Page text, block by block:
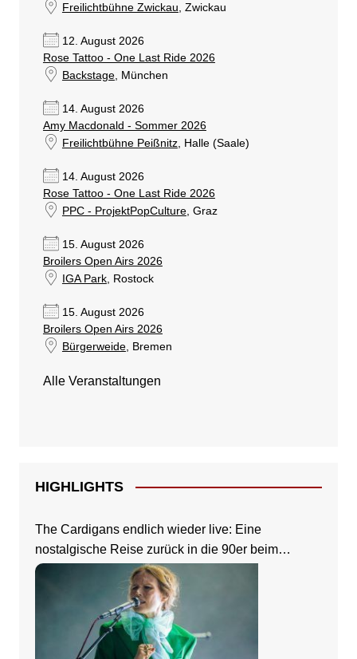
Freilichtbühne Zwickau , Zwickau
12. August 2026
Rose Tattoo - One Last Ride 2026
Backstage, München
14. August 2026
Amy Macdonald - Sommer 2026
Freilichtbühne Peißnitz, Halle (Saale)
14. August 2026
Rose Tattoo - One Last Ride 2026
PPC - ProjektPopCulture, Graz
15. August 2026
Broilers Open Airs 2026
IGA Park, Rostock
15. August 2026
Broilers Open Airs 2026
Bürgerweide, Bremen
Alle Veranstaltungen
HIGHLIGHTS
The Cardigans endlich wieder live: Eine
nostalgische Reise zurück in die 90er beim
Zeltfestival Rhein-Neckar